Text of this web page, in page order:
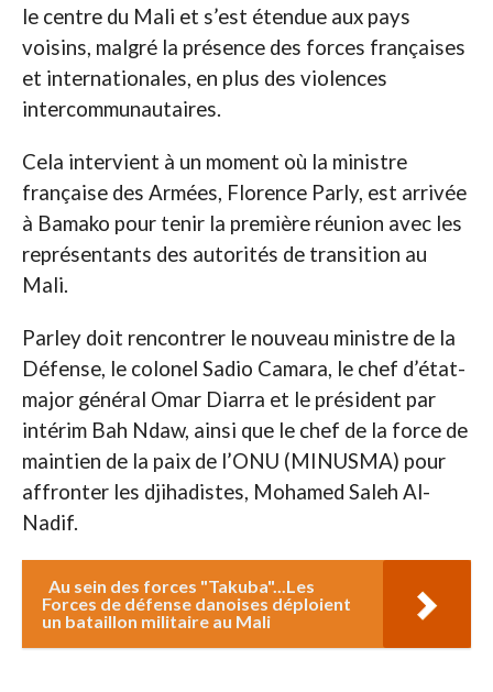
le centre du Mali et s’est étendue aux pays
voisins, malgré la présence des forces françaises
et internationales, en plus des violences
intercommunautaires.
Cela intervient à un moment où la ministre
française des Armées, Florence Parly, est arrivée
à Bamako pour tenir la première réunion avec les
représentants des autorités de transition au
Mali.
Parley doit rencontrer le nouveau ministre de la
Défense, le colonel Sadio Camara, le chef d’état-
major général Omar Diarra et le président par
intérim Bah Ndaw, ainsi que le chef de la force de
maintien de la paix de l’ONU (MINUSMA) pour
affronter les djihadistes, Mohamed Saleh Al-
Nadif.
Au sein des forces "Takuba"...Les
Forces de défense danoises déploient
un bataillon militaire au Mali